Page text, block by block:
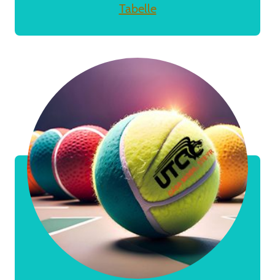
Tabelle